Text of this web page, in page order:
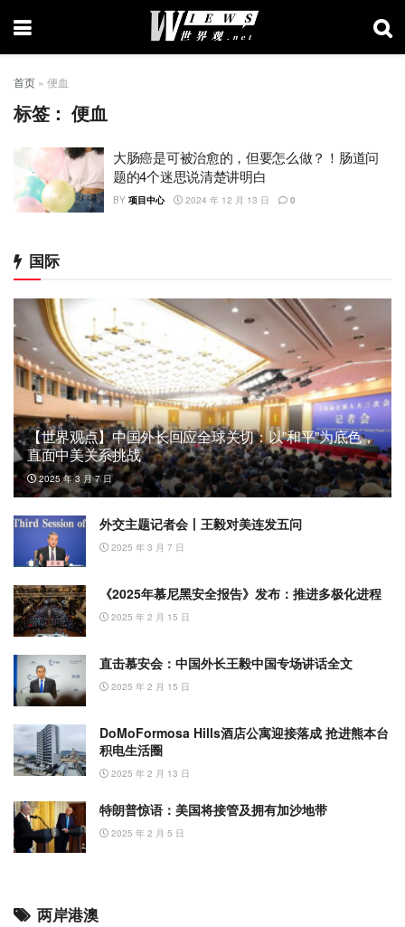
首页 » 便血
标签：便血
大肠癌是可被治愈的，但要怎么做？！肠道问
题的4个迷思说清楚讲明白
BY 项目中心 2024 年 12 月 13 日 0
国际
【世界观点】中国外长回应全球关切：以”和平”为底色，
直面中美关系挑战
2025 年 3 月 7 日
外交主题记者会丨王毅对美连发五问
2025 年 3 月 7 日
《2025年慕尼黑安全报告》发布：推进多极化进程
2025 年 2 月 15 日
直击慕安会：中国外长王毅中国专场讲话全文
2025 年 2 月 15 日
DoMoFormosa Hills酒店公寓迎接落成 抢进熊本台
积电生活圈
2025 年 2 月 13 日
特朗普惊语：美国将接管及拥有加沙地带
2025 年 2 月 5 日
两岸港澳